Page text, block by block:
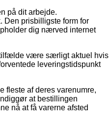
på dit arbejde.
Den prisbilligste form for
dig nærved internet
tilfælde være særligt aktuel hvis
leveringstidspunkt
fleste af deres varenumre,
at bestillingen
nå at få varerne afsted